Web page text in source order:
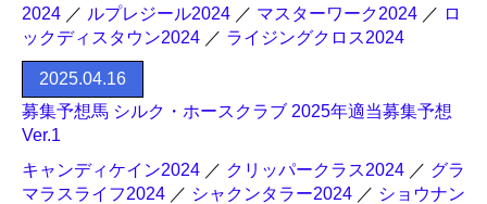
2024 ／ ルプレジール2024 ／ マスターワーク2024 ／ ロ
ックディスタウン2024 ／ ライジングクロス2024
2025.04.16
募集予想馬 シルク・ホースクラブ 2025年適当募集予想
Ver.1
キャンディケイン2024 ／ クリッパークラス2024 ／ グラ
マラスライフ2024 ／ シャクンタラー2024 ／ ショウナン